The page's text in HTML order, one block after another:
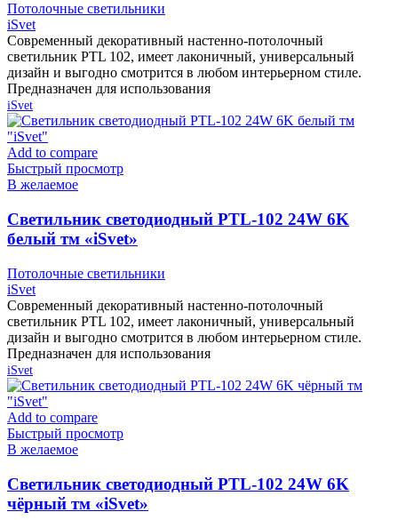
Потолочные светильники
iSvet
Современный декоративный настенно-потолочный
светильник PTL 102, имеет лаконичный, универсальный
дизайн и выгодно смотрится в любом интерьерном стиле.
Предназначен для использования
iSvet
Add to compare
Быстрый просмотр
В желаемое
Cветильник светодиодный PTL-102 24W 6K
белый тм «iSvet»
Потолочные светильники
iSvet
Современный декоративный настенно-потолочный
светильник PTL 102, имеет лаконичный, универсальный
дизайн и выгодно смотрится в любом интерьерном стиле.
Предназначен для использования
iSvet
Add to compare
Быстрый просмотр
В желаемое
Cветильник светодиодный PTL-102 24W 6K
чёрный тм «iSvet»